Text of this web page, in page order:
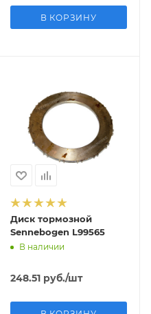
В КОРЗИНУ
Диск тормозной
Sennebogen L99565
В наличии
248.51руб./шт